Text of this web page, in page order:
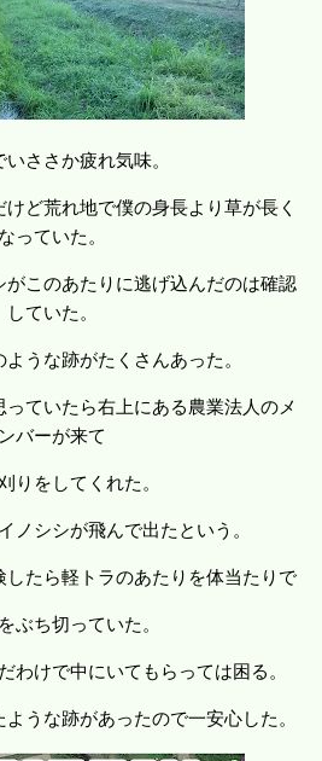
ささか疲れ気味。
ど荒れ地で僕の身長より草が長く
なっていた。
このあたりに逃げ込んだのは確認
していた。
うな跡がたくさんあった。
ていたら右上にある農業法人のメ
ンバーが来て
りをしてくれた。
ノシシが飛んで出たという。
したら軽トラのあたりを体当たりで
ぶち切っていた。
わけで中にいてもらっては困る。
うな跡があったので一安心した。